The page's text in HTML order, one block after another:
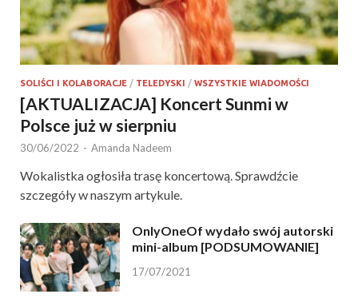
SOLIŚCI I KOLABORACJE / TELEDYSKI / WSZYSTKIE WIADOMOŚCI
[AKTUALIZACJA] Koncert Sunmi w
Polsce już w sierpniu
30/06/2022 - Amanda Nadeem
Wokalistka ogłosiła trasę koncertową. Sprawdźcie
szczegóły w naszym artykule.
OnlyOneOf wydało swój autorski
mini-album [PODSUMOWANIE]
17/07/2021